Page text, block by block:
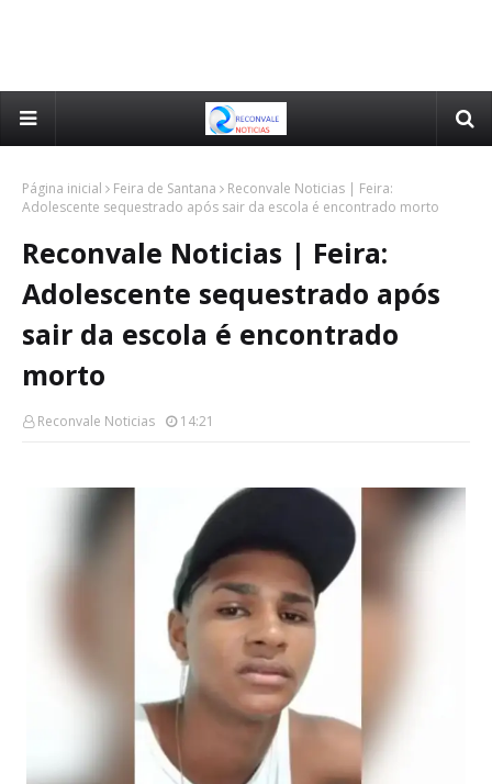
Página inicial Feira de Santana
Reconvale Noticias | Feira:
Adolescente sequestrado após sair da escola é encontrado morto
Reconvale Noticias | Feira:
Adolescente sequestrado após
sair da escola é encontrado
morto
Reconvale Noticias 14:21